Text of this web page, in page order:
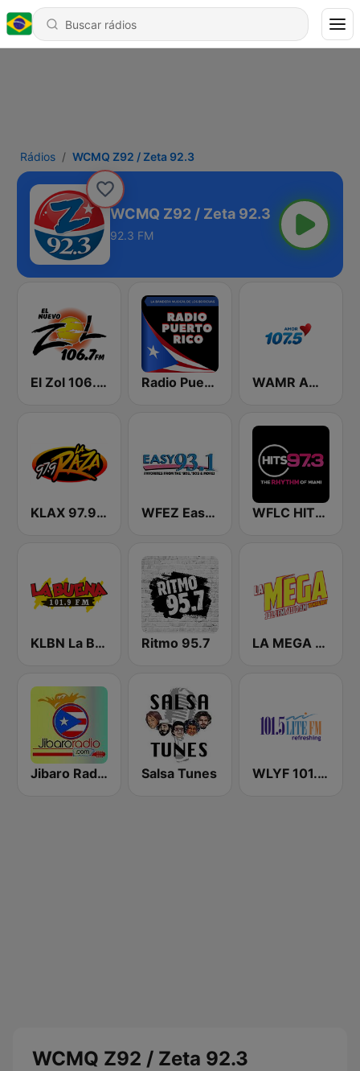
Rádios WCMQ Z92 / Zeta 92.3
WCMQ Z92 / Zeta 92.3
92.3 FM
El Zol 106.7 FM Radio Puerto Rico WAMR Amor 107.5 (US Only)
KLAX 97.9 La Raza FM WFEZ Easy 93.1 WFLC HITS 97.3 FM
KLBN La Buena 101.9 FM Ritmo 95.7 LA MEGA 101.1 FM
Jibaro Radio Salsa Tunes WLYF 101.5 Lite FM
WCMQ Z92 / Zeta 92.3